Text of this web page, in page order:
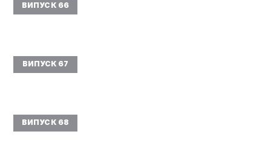
ВИПУСК 66
ВИПУСК 67
ВИПУСК 68